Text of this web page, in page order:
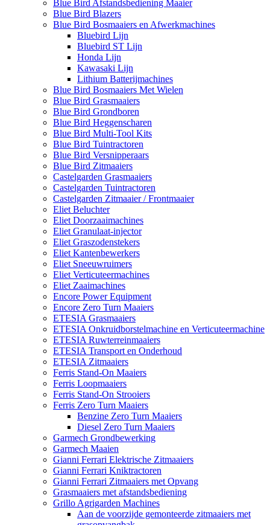
Blue Bird Afstandsbediening Maaier
Blue Bird Blazers
Blue Bird Bosmaaiers en Afwerkmachines
Bluebird Lijn
Bluebird ST Lijn
Honda Lijn
Kawasaki Lijn
Lithium Batterijmachines
Blue Bird Bosmaaiers Met Wielen
Blue Bird Grasmaaiers
Blue Bird Grondboren
Blue Bird Heggenscharen
Blue Bird Multi-Tool Kits
Blue Bird Tuintractoren
Blue Bird Versnipperaars
Blue Bird Zitmaaiers
Castelgarden Grasmaaiers
Castelgarden Tuintractoren
Castelgarden Zitmaaier / Frontmaaier
Eliet Beluchter
Eliet Doorzaaimachines
Eliet Granulaat-injector
Eliet Graszodenstekers
Eliet Kantenbewerkers
Eliet Sneeuwruimers
Eliet Verticuteermachines
Eliet Zaaimachines
Encore Power Equipment
Encore Zero Turn Maaiers
ETESIA Grasmaaiers
ETESIA Onkruidborstelmachine en Verticuteermachine
ETESIA Ruwterreinmaaiers
ETESIA Transport en Onderhoud
ETESIA Zitmaaiers
Ferris Stand-On Maaiers
Ferris Loopmaaiers
Ferris Stand-On Strooiers
Ferris Zero Turn Maaiers
Benzine Zero Turn Maaiers
Diesel Zero Turn Maaiers
Garmech Grondbewerking
Garmech Maaien
Gianni Ferrari Elektrische Zitmaaiers
Gianni Ferrari Kniktractoren
Gianni Ferrari Zitmaaiers met Opvang
Grasmaaiers met afstandsbediening
Grillo Agrigarden Machines
Aan de voorzijde gemonteerde zitmaaiers met